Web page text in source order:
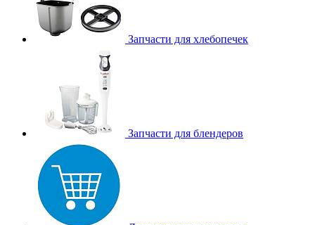
Запчасти для хлебопечек
Запчасти для блендеров